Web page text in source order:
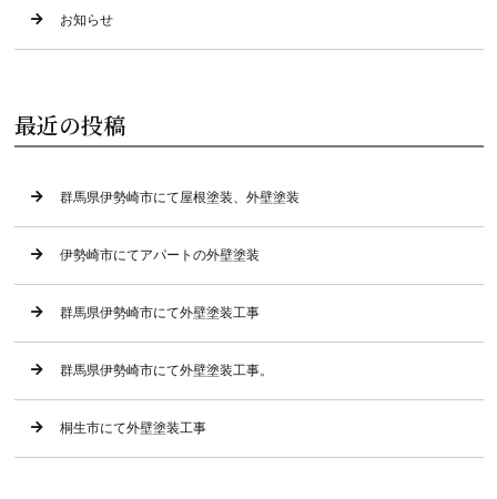
お知らせ
最近の投稿
群馬県伊勢崎市にて屋根塗装、外壁塗装
伊勢崎市にてアパートの外壁塗装
群馬県伊勢崎市にて外壁塗装工事
群馬県伊勢崎市にて外壁塗装工事。
桐生市にて外壁塗装工事